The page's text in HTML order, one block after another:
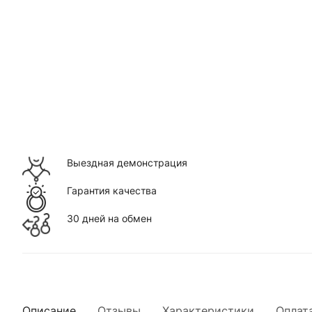
Выездная демонстрация
Гарантия качества
30 дней на обмен